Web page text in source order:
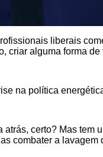
liberais
alguma forma
na política
certo? Mas tem
combater a lavagem